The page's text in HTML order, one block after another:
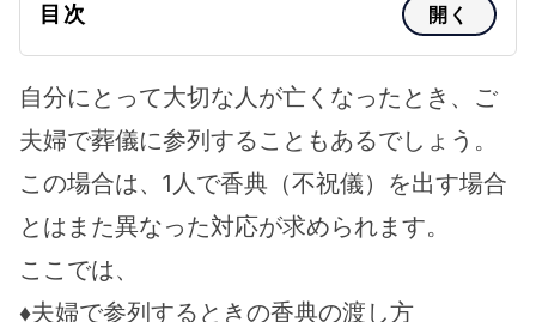
目次 開く
自分にとって大切な人が亡くなったとき、ご
夫婦で葬儀に参列することもあるでしょう。
この場合は、1人で香典（不祝儀）を出す場合
とはまた異なった対応が求められます。
ここでは、
♦夫婦で参列するときの香典の渡し方